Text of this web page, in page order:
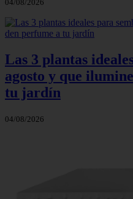
04/08/2026
Las 3 plantas
agosto y que
tu jardín
04/08/2026